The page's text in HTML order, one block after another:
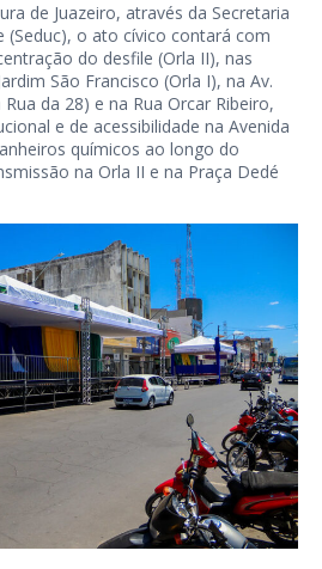
de Juazeiro, através da Secretaria
(Seduc), o ato cívico contará com
do desfile (Orla II), nas
São Francisco (Orla I), na Av.
da 28) e na Rua Orcar Ribeiro,
e de acessibilidade na Avenida
químicos ao longo do
na Orla II e na Praça Dedé